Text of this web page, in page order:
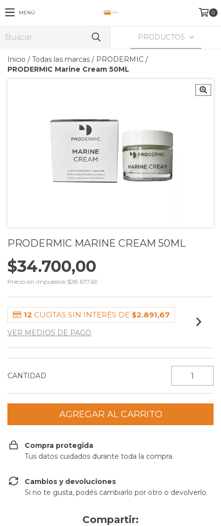
MENÚ 0
PRODUCTOS
Inicio / Todas las marcas / PRODERMIC /
PRODERMIC Marine Cream 50ML
PRODERMIC MARINE CREAM 50ML
$34.700,00
Precio sin impuestos $28.677,69
12 CUOTAS SIN INTERÉS DE $2.891,67
VER MEDIOS DE PAGO
CANTIDAD
Compra protegida
Tus datos cuidados durante toda la compra.
Cambios y devoluciones
Si no te gusta, podés cambiarlo por otro o devolverlo.
Compartir: